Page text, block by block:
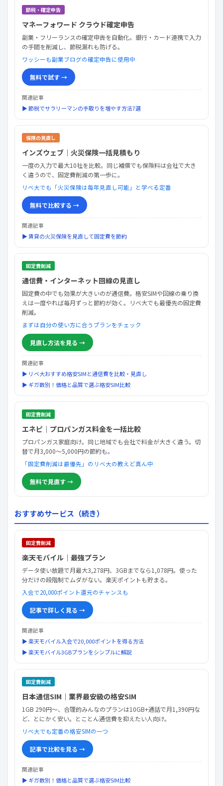
節税・確定申告
マネーフォワード クラウド確定申告
副業・フリーランスの確定申告を自動化。銀行・カード連携で入力
の手間を削減し、節税漏れも防げる。
ワッシーも副業ブログの確定申告に使用中
無料で試す →
関連記事
▶ 節税でサラリーマンの手取りを増やす方法7選
保険の見直し
インズウェブ｜火災保険一括見積もり
一度の入力で最大10社を比較。同じ補償でも保険料は会社で大き
く違うので、固定費削減の第一歩に。
リベ大でも「火災保険は毎年見直し可能」と学べる定番
無料で比較する →
関連記事
▶ 賃貸の火災保険を見直して固定費を節約
固定費削減
通信費・インターネット回線の見直し
固定費の中でも効果が大きいのが通信費。格安SIMや回線の乗り換
えは一度やれば毎月ずっと節約が効く。リベ大でも最優先の固定費
削減。
まずは自分の使い方に合うプランをチェック
見直し方法を見る →
関連記事
▶ リベ大おすすめ格安SIMと通信費を比較・見直し
▶ ギガ数別！価格と品質で選ぶ格安SIM比較
固定費削減
エネピ｜プロパンガス料金を一括比較
プロパンガス家庭向け。同じ地域でも会社で料金が大きく違う。切
替で月3,000〜5,000円の節約も。
「固定費削減は最優先」のリベ大の教えど真ん中
無料で見直す →
おすすめサービス（続き）
固定費削減
楽天モバイル｜最強プラン
データ使い放題で月最大3,278円、3GBまでなら1,078円。使った
分だけの段階制でムダがない。楽天ポイントも貯まる。
入会で20,000ポイント還元のチャンスも
記事で詳しく見る →
関連記事
▶ 楽天モバイル入会で20,000ポイントを得る方法
▶ 楽天モバイル3GBプランをシンプルに解説
固定費削減
日本通信SIM｜業界最安級の格安SIM
1GB 290円〜、合理的みんなのプランは10GB+通話で月1,390円な
ど、とにかく安い。とことん通信費を抑えたい人向け。
リベ大でも定番の格安SIMの一つ
記事で比較を見る →
関連記事
▶ ギガ数別！価格と品質で選ぶ格安SIM比較